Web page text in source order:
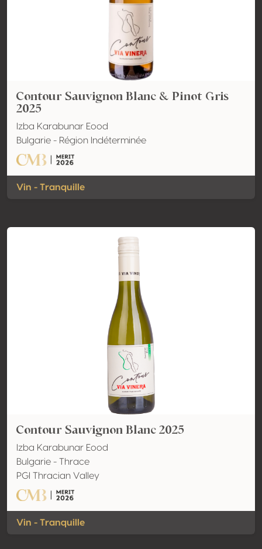
Contour Sauvignon Blanc & Pinot Gris
2025
Izba Karabunar Eood
Bulgarie - Région Indéterminée
Vin - Tranquille
Contour Sauvignon Blanc 2025
Izba Karabunar Eood
Bulgarie - Thrace
PGI Thracian Valley
Vin - Tranquille